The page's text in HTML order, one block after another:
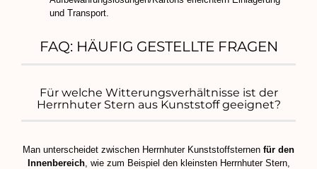
und Transport.
FAQ: HÄUFIG GESTELLTE FRAGEN
Für welche Witterungsverhältnisse ist der
Herrnhuter Stern aus Kunststoff geeignet?
Man unterscheidet zwischen Herrnhuter Kunststoffsternen für den
Innenbereich, wie zum Beispiel den kleinsten Herrnhuter Stern,